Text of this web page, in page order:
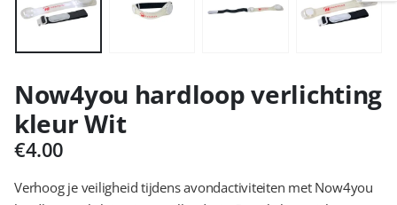
Now4you hardloop verlichting
kleur Wit
€4.00
Verhoog je veiligheid tijdens avondactiviteiten met Now4you